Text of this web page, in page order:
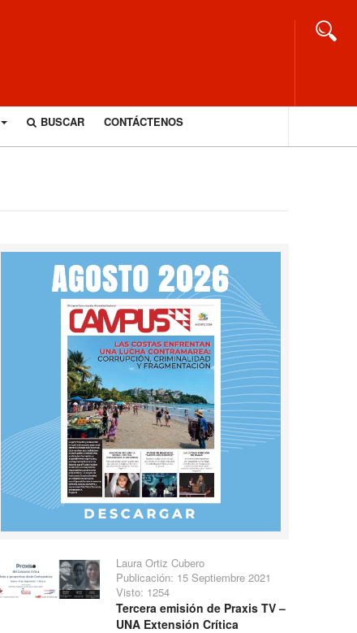
BUSCAR CONTÁCTENOS
Laura Ortiz Cubero
Publicación: 15 Septiembre 2021
Visto: 1254
Tercera emisión de Praxis TV –
UNA Extensión Crítica